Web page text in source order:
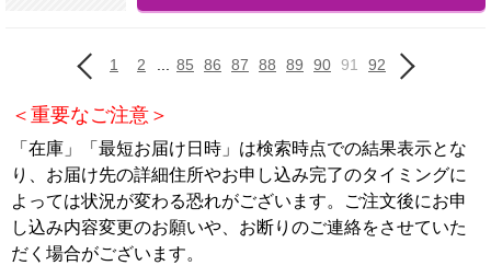
1 2 85 86 87 88 89 90 91 92
＜重要なご注意＞
「在庫」「最短お届け日時」は検索時点での結果表示とな
り、お届け先の詳細住所やお申し込み完了のタイミングに
よっては状況が変わる恐れがございます。ご注文後にお申
し込み内容変更のお願いや、お断りのご連絡をさせていた
だく場合がございます。